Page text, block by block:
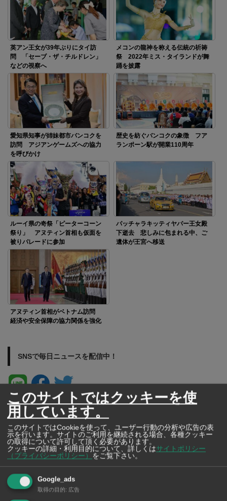
英アン王女が39年ぶりにタイ訪
問 「セーブ・ザ・チルドレン」
などの視察へ
メコンの龍神を称える伝統の祈祷
祭 2022年ミス・タイランドが舞
踊を披露
愛知県知事が姉妹都市バンコクを
訪問 アジアンゲームズへの協力
を呼びかけ
歴史を紡ぐバンコクの象徴 フア
ランポーン駅が開業110周年
ルーイ県の奇祭「ピーターコーン
祭り」 アヌティン首相も仮面を
被りパレードに参加
パッチャラキッティヤパー王女殿
下逝去 悲しみに包まれる中、ご
遺体が王宮へ移送
アヌティン首相がベトナム訪問
経済や安全保障の協力関係を強化
SNSで毎日ニュースを配信中！
このサイトではクッキーを使
用しています。
このサイトではCookieを使って、ユーザー行動の分析や広告の表
示を行います。サイトのご利用を継続される場合、各種クッキー
の取得について許可して頂く必要があります。
クッキーの詳細・利用目的について、詳しくはサイトポリシー
（プライバシーポリシー）
をご覧下さい。
Google_ads
取得の目的: 広告